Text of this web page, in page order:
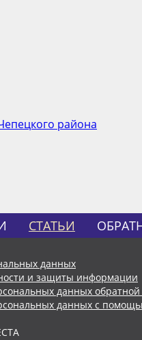
района
СТАТЬИ
данных
и защиты информации
данных обратной
данных с